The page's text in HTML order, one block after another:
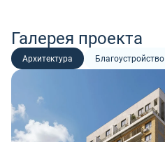
Галерея проекта
Архитектура Благоустройство